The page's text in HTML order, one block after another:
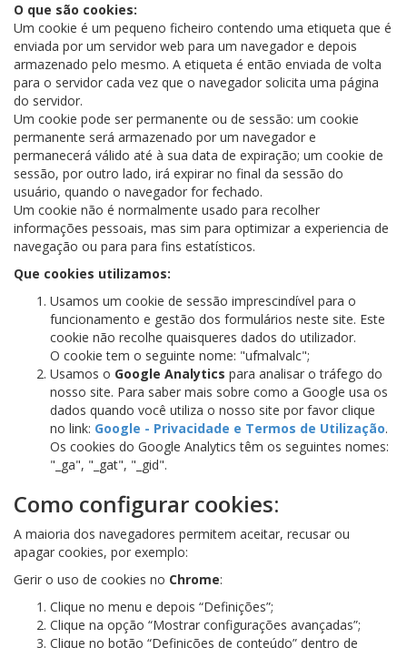
O que são cookies:
Um cookie é um pequeno ficheiro contendo uma etiqueta que é
enviada por um servidor web para um navegador e depois
armazenado pelo mesmo. A etiqueta é então enviada de volta
para o servidor cada vez que o navegador solicita uma página
do servidor.
Um cookie pode ser permanente ou de sessão: um cookie
permanente será armazenado por um navegador e
permanecerá válido até à sua data de expiração; um cookie de
sessão, por outro lado, irá expirar no final da sessão do
usuário, quando o navegador for fechado.
Um cookie não é normalmente usado para recolher
informações pessoais, mas sim para optimizar a experiencia de
navegação ou para para fins estatísticos.
Que cookies utilizamos:
Usamos um cookie de sessão imprescindível para o
funcionamento e gestão dos formulários neste site. Este
cookie não recolhe quaisqueres dados do utilizador.
O cookie tem o seguinte nome: "ufmalvalc";
Usamos o Google Analytics para analisar o tráfego do
nosso site. Para saber mais sobre como a Google usa os
dados quando você utiliza o nosso site por favor clique
no link: Google - Privacidade e Termos de Utilização.
Os cookies do Google Analytics têm os seguintes nomes:
"_ga", "_gat", "_gid".
Como configurar cookies:
A maioria dos navegadores permitem aceitar, recusar ou
apagar cookies, por exemplo:
Gerir o uso de cookies no Chrome:
Clique no menu e depois “Definições”;
Clique na opção “Mostrar configurações avançadas”;
Clique no botão “Definições de conteúdo” dentro de